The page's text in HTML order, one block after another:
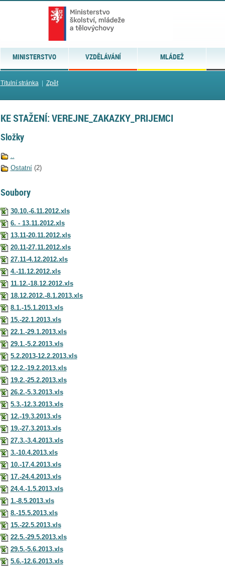
MINISTERSTVO VZDĚLÁVÁNÍ MLÁDEŽ
Titulní stránka| Zpět
KE STAŽENÍ: VEREJNE_ZAKAZKY_PRIJEMCI
Složky
..
Ostatní (2)
Soubory
30.10.-6.11.2012.xls
6. - 13.11.2012.xls
13.11-20.11.2012.xls
20.11-27.11.2012.xls
27.11-4.12.2012.xls
4.-11.12.2012.xls
11.12.-18.12.2012.xls
18.12.2012.-8.1.2013.xls
8.1.-15.1.2013.xls
15.-22.1.2013.xls
22.1.-29.1.2013.xls
29.1.-5.2.2013.xls
5.2.2013-12.2.2013.xls
12.2.-19.2.2013.xls
19.2.-25.2.2013.xls
26.2.-5.3.2013.xls
5.3.-12.3.2013.xls
12.-19.3.2013.xls
19.-27.3.2013.xls
27.3.-3.4.2013.xls
3.-10.4.2013.xls
10.-17.4.2013.xls
17.-24.4.2013.xls
24.4.-1.5.2013.xls
1.-8.5.2013.xls
8.-15.5.2013.xls
15.-22.5.2013.xls
22.5.-29.5.2013.xls
29.5.-5.6.2013.xls
5.6.-12.6.2013.xls